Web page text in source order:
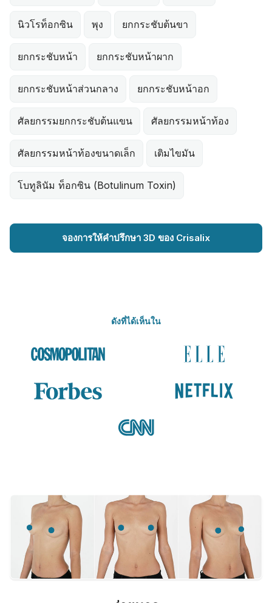
นิวโรท็อกซิน พุง ยกกระชับต้นขา
ยกกระชับหน้า ยกกระชับหน้าผาก
ยกกระชับหน้าส่วนกลาง ยกกระชับหน้าอก
ศัลยกรรมยกกระชับต้นแขน ศัลยกรรมหน้าท้อง
ศัลยกรรมหน้าท้องขนาดเล็ก เติมไขมัน
โบทูลินัม ท็อกซิน (Botulinum Toxin)
จองการให้คำปรึกษา 3D ของ Crisalix
ดังที่ได้เห็นใน